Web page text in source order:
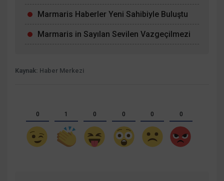
Marmaris Haberler Yeni Sahibiyle Buluştu
Marmaris in Sayılan Sevilen Vazgeçilmezi
Kaynak: Haber Merkezi
0 1 0 0 0 0